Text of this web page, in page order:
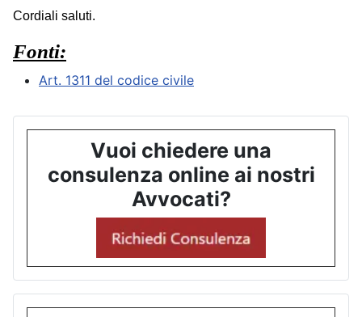
Cordiali saluti.
Fonti:
Art. 1311 del codice civile
Vuoi chiedere una
consulenza online ai nostri
Avvocati?